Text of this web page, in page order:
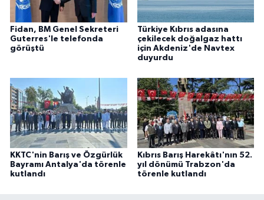
Fidan, BM Genel Sekreteri
Guterres'le telefonda
görüştü
Türkiye Kıbrıs adasına
çekilecek doğalgaz hattı
için Akdeniz'de Navtex
duyurdu
KKTC'nin Barış ve Özgürlük
Bayramı Antalya'da törenle
kutlandı
Kıbrıs Barış Harekâtı'nın 52.
yıl dönümü Trabzon'da
törenle kutlandı